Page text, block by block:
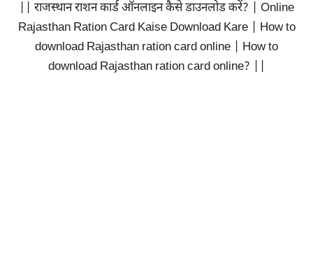
|| राजस्थान राशन कार्ड ऑनलाइन कैसे डाउनलोड करें? | Online
Rajasthan Ration Card Kaise Download Kare | How to
download Rajasthan ration card online | How to
download Rajasthan ration card online? ||